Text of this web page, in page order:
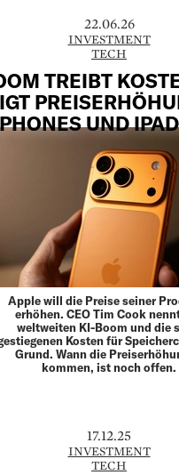
22.06.26
INVESTMENT
TECH
TREIBT
UND
Apple will die Preise seiner
erhöhen. CEO Tim Cook
weltweiten KI-Boom und die
Kosten für
Grund. Wann die
kommen, ist noch offen.
17.12.25
INVESTMENT
TECH